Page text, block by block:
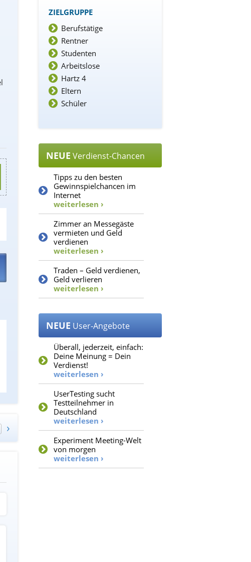
ZIELGRUPPE
Berufstätige
Rentner
Studenten
Arbeitslose
Hartz 4
Eltern
Schüler
NEUE Verdienst-Chancen
Tipps zu den besten
Gewinnspielchancen im
Internet
weiterlesen ›
Zimmer an Messegäste
vermieten und Geld
verdienen
weiterlesen ›
Traden – Geld verdienen,
Geld verlieren
weiterlesen ›
NEUE User-Angebote
Überall, jederzeit, einfach:
Deine Meinung = Dein
Verdienst!
weiterlesen ›
UserTesting sucht
Testteilnehmer in
Deutschland
weiterlesen ›
Experiment Meeting-Welt
von morgen
weiterlesen ›
›